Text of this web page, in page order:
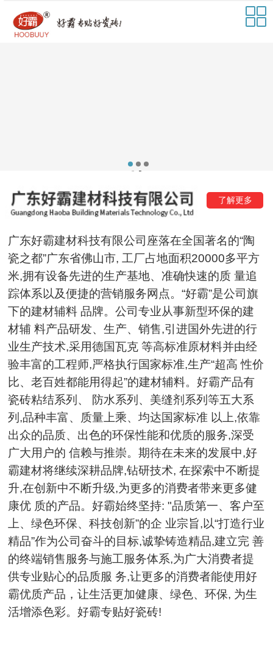
了解更多
广东好霸建材科技有限公司座落在全国著名的“陶
瓷之都”广东省佛山市, 工厂占地面积20000多平方
米,拥有设备先进的生产基地、准确快速的质 量追
踪体系以及便捷的营销服务网点。“好霸”是公司旗
下的建材辅料 品牌。公司专业从事新型环保的建
材辅 料产品研发、生产、销售,引进国外先进的行
业生产技术,采用德国瓦克 等高标准原材料并由经
验丰富的工程师,严格执行国家标准,生产“超高 性价
比、老百姓都能用得起”的建材辅料。好霸产品有
瓷砖粘结系列、 防水系列、美缝剂系列等五大系
列,品种丰富、质量上乘、均达国家标准 以上,依靠
出众的品质、出色的环保性能和优质的服务,深受
广大用户的 信赖与推崇。期待在未来的发展中,好
霸建材将继续深耕品牌,钻研技术, 在探索中不断提
升,在创新中不断升级,为更多的消费者带来更多健
康优 质的产品。好霸始终坚持: "品质第一、客户至
上、绿色环保、科技创新”的企 业宗旨,以“打造行业
精品”作为公司奋斗的目标,诚挚铸造精品,建立完 善
的终端销售服务与施工服务体系,为广大消费者提
供专业贴心的品质服 务,让更多的消费者能使用好
霸优质产品，让生活更加健康、绿色、环保, 为生
活增添色彩。好霸专贴好瓷砖!